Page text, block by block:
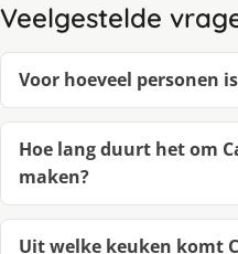
Veelgestelde
Voor hoeveel personen
Hoe lang duurt het om
maken?
Uit welke keuken komt